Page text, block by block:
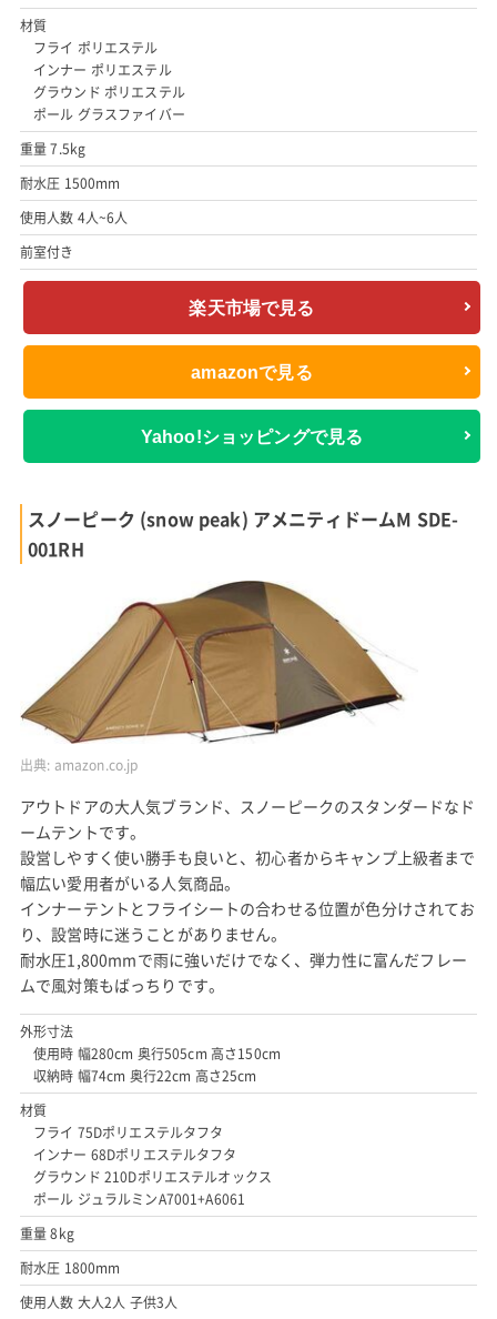
材質
フライ ポリエステル
インナー ポリエステル
グラウンド ポリエステル
ポール グラスファイバー
重量 7.5kg
耐水圧 1500mm
使用人数 4人~6人
前室付き
楽天市場で見る
amazonで見る
Yahoo!ショッピングで見る
スノーピーク (snow peak) アメニティドームM SDE-
001RH
出典: amazon.co.jp
アウトドアの大人気ブランド、スノーピークのスタンダードなド
ームテントです。
設営しやすく使い勝手も良いと、初心者からキャンプ上級者まで
幅広い愛用者がいる人気商品。
インナーテントとフライシートの合わせる位置が色分けされてお
り、設営時に迷うことがありません。
耐水圧1,800mmで雨に強いだけでなく、弾力性に富んだフレー
ムで風対策もばっちりです。
外形寸法
使用時 幅280cm 奥行505cm 高さ150cm
収納時 幅74cm 奥行22cm 高さ25cm
材質
フライ 75Dポリエステルタフタ
インナー 68Dポリエステルタフタ
グラウンド 210Dポリエステルオックス
ポール ジュラルミンA7001+A6061
重量 8kg
耐水圧 1800mm
使用人数 大人2人 子供3人